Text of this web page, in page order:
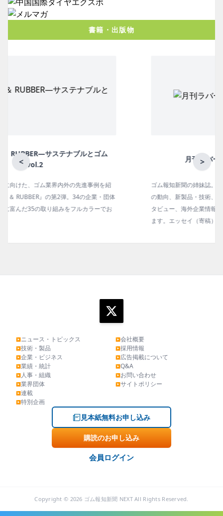
書籍・出版物
< >
月刊ラバーインダストリー／単品
ゴム報知新聞の姉妹誌。ゴム・エラストマー製品・市場分野別
の動向、新製品・技術、原材料動向、設備・機械の紹介、イン
タビュー、海外企業情報、統計などをコンパクトに掲載してい
▶ニュース・トピックス
▶技術・製品
▶企業・ビジネス
▶業績・統計
▶人事・組織
▶業界団体
▶連載
▶特別企画
▶会社概要
▶採用情報
▶広告掲載について
▶Q&A
▶お問い合わせ
▶サイトポリシー
見本紙無料お申し込み
購読のお申し込み
会員ログイン
Copyright © 2026 ゴム報知新聞 NEXT All Rights Reserved.